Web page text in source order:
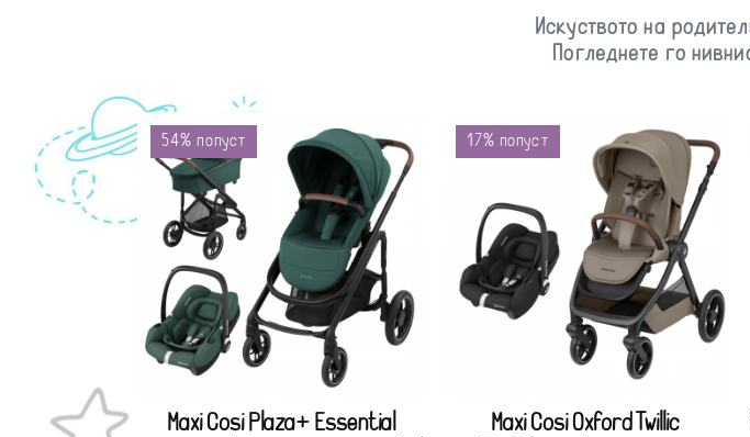
Искуството на
Погледнете го
54% попуст
Maxi Cosi Plaza+ Essential
17% попуст
Maxi Cosi Oxford Twillic